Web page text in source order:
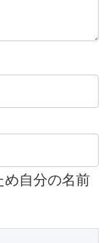
め自分の名前